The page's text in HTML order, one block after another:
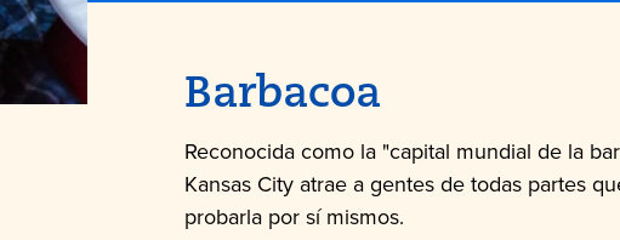
Barbacoa
Reconocida como la "capital mundial de la
Kansas City atrae a gentes de todas partes
probarla por sí mismos.